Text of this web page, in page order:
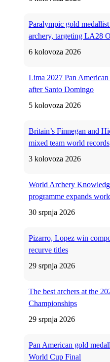
Paralympic gold
archery, targeting LA28
6 kolovoza 2026
Lima 2027 Pan American
after Santo Domingo
5 kolovoza 2026
Britain’s Finnegan and
mixed team world records
3 kolovoza 2026
World Archery
programme expands
30 srpnja 2026
Pizarro, Lopez win
recurve titles
29 srpnja 2026
The best archers at the
Championships
29 srpnja 2026
Pan American gold
World Cup Final